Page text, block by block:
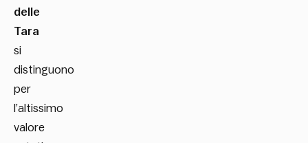
delle
Tara
si
distinguono
per
l’altissimo
valore